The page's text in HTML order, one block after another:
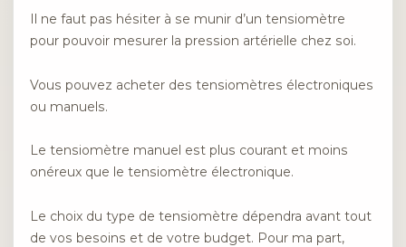
Il ne faut pas hésiter à se munir d’un tensiomètre
pour pouvoir mesurer la pression artérielle chez soi.
Vous pouvez acheter des tensiomètres électroniques
ou manuels.
Le tensiomètre manuel est plus courant et moins
onéreux que le tensiomètre électronique.
Le choix du type de tensiomètre dépendra avant tout
de vos besoins et de votre budget. Pour ma part,